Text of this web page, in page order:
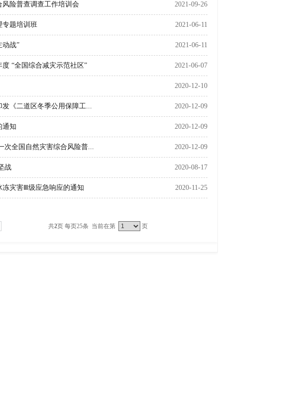
2021-09-26
险普查调查工作培训会
2021-06-11
专题培训班
2021-06-11
动战”
2021-06-07
“全国综合减灾示范社区”
2020-12-10
2020-12-09
《二道区冬季公用保障工...
2020-12-09
通知
2020-12-09
次全国自然灾害综合风险普...
2020-08-17
战
2020-11-25
灾害Ⅲ级应急响应的通知
共2页 每页25条 当前在第 页